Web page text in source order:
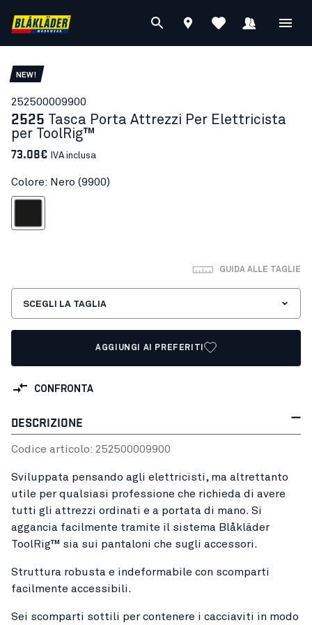
NEW!
252500009900
2525
Tasca Porta Attrezzi Per Elettricista
per ToolRig™
73.08€ IVA inclusa
Colore: Nero (9900)
GUIDA ALLE TAGLIE
SCEGLI LA TAGLIA
AGGIUNGI AI PREFERITI
CONFRONTA
DESCRIZIONE
Codice articolo: 252500009900
Sviluppata pensando agli elettricisti, ma altrettanto
utile per qualsiasi professione che richieda di avere
tutti gli attrezzi ordinati e a portata di mano. Si
aggancia facilmente tramite il sistema Blåkläder
ToolRig™ sia sui pantaloni che sugli accessori.
Struttura robusta e indeformabile con scomparti
facilmente accessibili.
Sei scomparti sottili per contenere i cacciaviti in modo